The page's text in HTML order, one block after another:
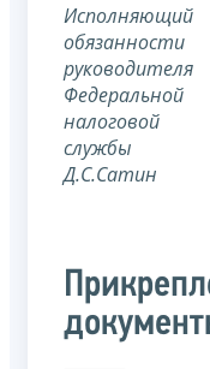
Исполняющий
обязанности
руководителя
Федеральной
налоговой
службы
Д.С.Сатин